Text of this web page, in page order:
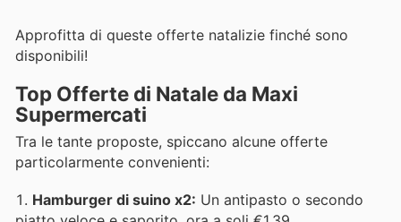
Approfitta di queste offerte natalizie finché sono
disponibili!
Top Offerte di Natale da Maxi
Supermercati
Tra le tante proposte, spiccano alcune offerte
particolarmente convenienti:
Hamburger di suino x2: Un antipasto o secondo